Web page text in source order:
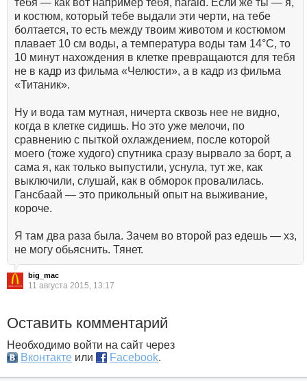
тебя — как вот например тебя, harald. Если же ты — я,
и костюм, который тебе выдали эти черти, на тебе
болтается, то есть между твоим животом и костюмом
плавает 10 см воды, а температура воды там 14°C, то
10 минут нахождения в клетке превращаются для тебя
не в кадр из фильма «Челюсти», а в кадр из фильма
«Титаник».
Ну и вода там мутная, ничерта сквозь нее не видно,
когда в клетке сидишь. Но это уже мелочи, по
сравнению с пыткой охлаждением, после которой
моего (тоже худого) спутника сразу вырвало за борт, а
сама я, как только выпустили, уснула, тут же, как
выключили, слушай, как в обморок провалилась.
Гансбаай — это прикольный опыт на выживание,
короче.
Я там два раза была. Зачем во второй раз едешь — хз,
не могу обьяснить. Тянет.
big_mac
11 августа 2015, 13:17
Оставить комментарий
Необходимо войти на сайт через
Вконтакте или Facebook.